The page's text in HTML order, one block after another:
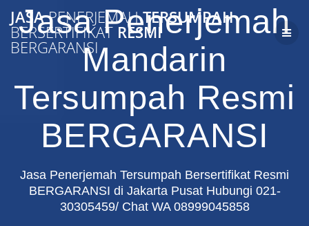
to
content
JASAPENERJEMAHTERSUMPAH
BERSERTIFIKAT RESMI
BERGARANSI
Jasa Penerjemah
Mandarin
Tersumpah Resmi
BERGARANSI
Jasa Penerjemah Tersumpah Bersertifikat Resmi
BERGARANSI di Jakarta Pusat Hubungi 021-
30305459/ Chat WA 08999045858